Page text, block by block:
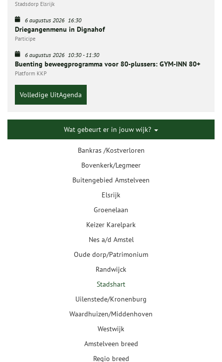
Stadsdorp Elsrijk
6 augustus 2026 16:30
Driegangenmenu in Dignahof
Participe
6 augustus 2026 10:30-11:30
Buenting beweegprogramma voor 80-plussers: GYM-INN 80+
Platform KKP
Volledige UitAgenda
Wat gebeurt er in jouw wijk?
Bankras /Kostverloren
Bovenkerk/Legmeer
Buitengebied Amstelveen
Elsrijk
Groenelaan
Keizer Karelpark
Nes a/d Amstel
Oude dorp/Patrimonium
Randwijck
Stadshart
Uilenstede/Kronenburg
Waardhuizen/Middenhoven
Westwijk
Amstelveen breed
Regio breed